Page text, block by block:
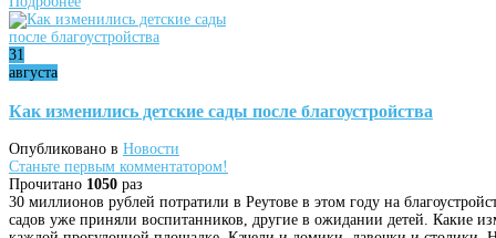
31
августа
Как изменились детские сады после благоустройства
Опубликовано в Новости
Станьте первым комментатором!
Прочитано 1050 раз
30 миллионов рублей потратили в Реутове в этом году на
садов уже приняли воспитанников, другие в ожидании детей. Какие